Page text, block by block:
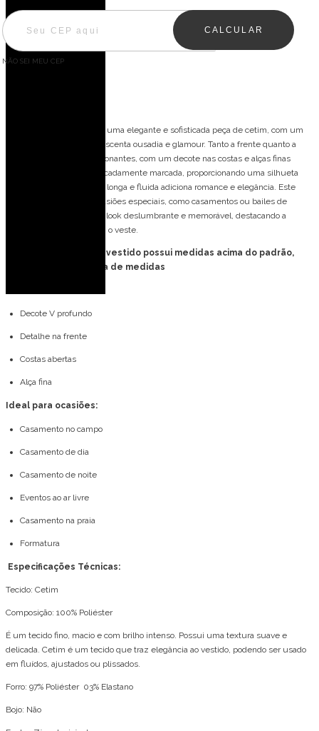
CALCULAR
NÃO SEI MEU CEP
O vestido de festa longo é uma elegante e sofisticada peça de cetim, com um
decote profundo que acrescenta ousadia e glamour. Tanto a frente quanto a
parte de trás são impressionantes, com um decote nas costas e alças finas
cruzadas. A cintura é delicadamente marcada, proporcionando uma silhueta
elegante, enquanto a saia longa e fluida adiciona romance e elegância. Este
vestido é perfeito para ocasiões especiais, como casamentos ou bailes de
formatura, garantindo um look deslumbrante e memorável, destacando a
beleza e a graça de quem o veste.
FORMA GRANDE: esse vestido possui medidas acima do padrão,
favor consultar tabela de medidas
Decote V profundo
Detalhe na frente
Costas abertas
Alça fina
Ideal para ocasiões:
Casamento no campo
Casamento de dia
Casamento de noite
Eventos ao ar livre
Casamento na praia
Formatura
Especificações Técnicas:
Tecido: Cetim
Composição: 100% Poliéster
É um tecido fino, macio e com brilho intenso. Possui uma textura suave e
delicada. Cetim é um tecido que traz elegância ao vestido, podendo ser usado
em fluídos, ajustados ou plissados.
Forro: 97% Poliéster 03% Elastano
Bojo: Não